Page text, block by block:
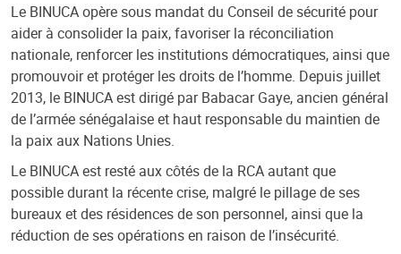
Le BINUCA opère sous mandat du Conseil de sécurité pour
aider à consolider la paix, favoriser la réconciliation
nationale, renforcer les institutions démocratiques, ainsi que
promouvoir et protéger les droits de l’homme. Depuis juillet
2013, le BINUCA est dirigé par Babacar Gaye, ancien général
de l’armée sénégalaise et haut responsable du maintien de
la paix aux Nations Unies.
Le BINUCA est resté aux côtés de la RCA autant que
possible durant la récente crise, malgré le pillage de ses
bureaux et des résidences de son personnel, ainsi que la
réduction de ses opérations en raison de l’insécurité.